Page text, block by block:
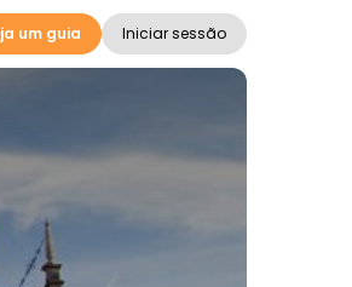
um guia Iniciar sessão